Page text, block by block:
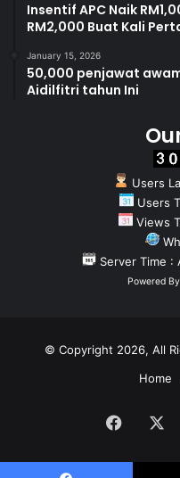
Insentif APC Naik
RM2,000 Buat Kali
January 15, 2026
50,000 penjawat
Aidilfitri tahun Ini
Users
Users
Views
Server Time :
Powered By
© Copyright 2026, All
Home